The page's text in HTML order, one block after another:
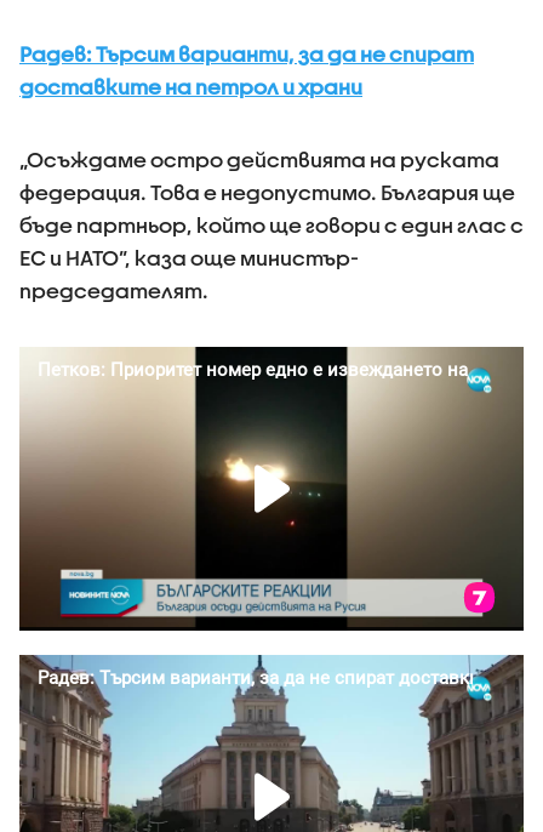
Радев: Търсим варианти, за да не спират
доставките на петрол и храни
„Осъждаме остро действията на руската
федерация. Това е недопустимо. България ще
бъде партньор, който ще говори с един глас с
ЕС и НАТО”, каза още министър-
председателят.